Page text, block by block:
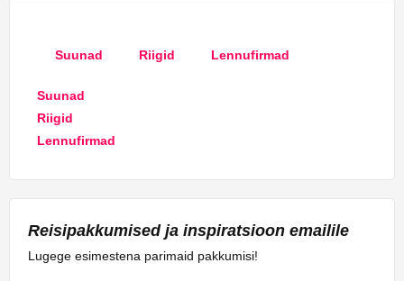
Suunad Riigid Lennufirmad
Suunad
Riigid
Lennufirmad
Reisipakkumised ja inspiratsioon emailile
Lugege esimestena parimaid pakkumisi!